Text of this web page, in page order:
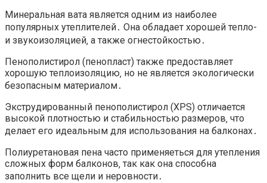
Минеральная вата является одним из наиболее
популярных утеплителей․ Она обладает хорошей тепло-
и звукоизоляцией‚ а также огнестойкостью․
Пенополистирол (пенопласт) также предоставляет
хорошую теплоизоляцию‚ но не является экологически
безопасным материалом․
Экструдированный пенополистирол (XPS) отличается
высокой плотностью и стабильностью размеров‚ что
делает его идеальным для использования на балконах․
Полиуретановая пена часто применяеться для утепления
сложных форм балконов‚ так как она способна
заполнить все щели и неровности․